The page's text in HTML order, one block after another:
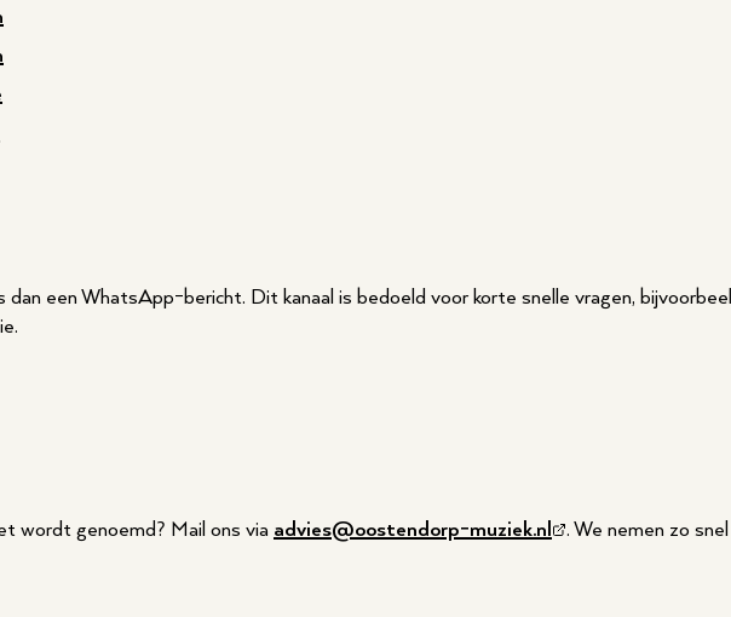
dan een WhatsApp-bericht. Dit kanaal is bedoeld voor korte snelle vragen,
wordt genoemd? Mail ons via advies@oostendorp-muziek.nl
. We nemen zo